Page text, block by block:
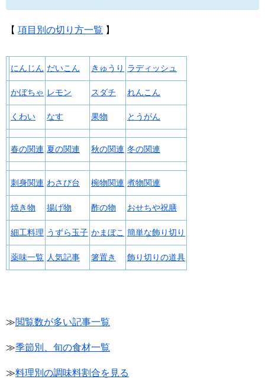
【 項目別の切り方一覧 】
にんじん だいこん きゅうり ラディッシュ
かぼちゃ レモン スダチ れんこん
くわい なす 果物 とうがん
春の関連 夏の関連 秋の関連 冬の関連
刺身関連 わさび台 椀物関連 煮物関連
焼き物 揚げ物 酢の物 おせちや祝膳
細工料理 うずら玉子 かまぼこ 簡単な飾り切り
薬味一覧 人気記事 箸置き 飾り切りの道具
≫閲覧数が多い記事一覧
≫季節別、旬の食材一覧
≫料理別の調味料割合を見る